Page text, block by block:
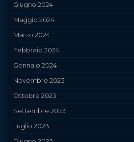
Giugno 2024
Maggio 2024
Marzo 2024
Febbraio 2024
Gennaio 2024
Novembre 2023
Ottobre 2023
Settembre 2023
Luglio 2023